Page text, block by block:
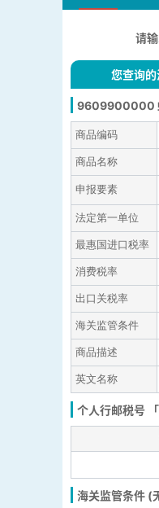
请
您查询
9609900000
商品编码
商品名称
申报要素
法定第一单位
最惠国进口税率
消费税率
出口关税率
海关监管条件
商品描述
英文名称
个人行邮税号
海关监管条件 (